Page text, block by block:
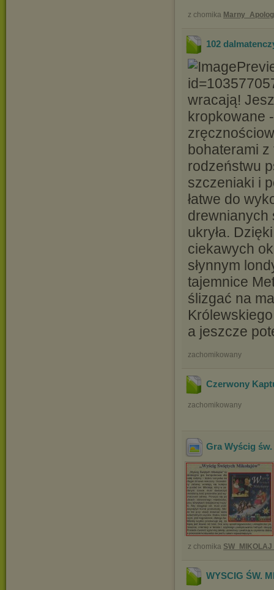
z chomika
102
wracają!
kropkowane
bohaterami z
rodzeństwu
szczeniaki i
łatwe do
drewnianych
ukryła.
ciekawych
słynnym
tajemnice
ślizgać na
a jeszcze
zachomikowany
Czerwony
zachomikowany
Gra Wyścig św.
z chomika
WYSCIG ŚW.